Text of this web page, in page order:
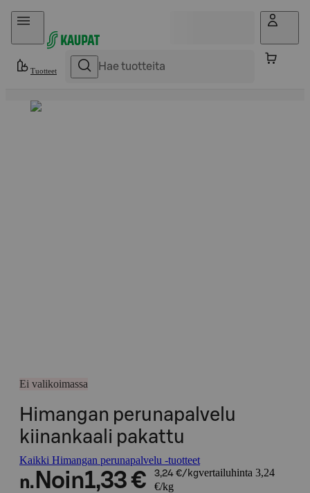
Hyppää sisältöön
Tuotteet
Ei valikoimassa
Himangan perunapalvelu
kiinankaali pakattu
Kaikki Himangan perunapalvelu -tuotteet
n. Noin1,33 € 3,24 €/kgvertailuhinta 3,24
€/kg